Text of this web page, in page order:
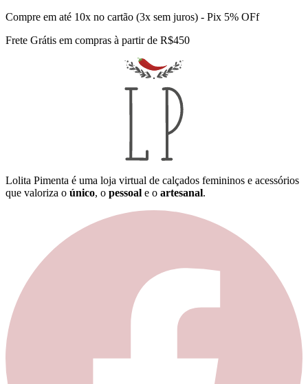
Compre em até 10x no cartão (3x sem juros) - Pix 5% OFf
Frete Grátis em compras à partir de R$450
Lolita Pimenta é uma loja virtual de calçados femininos e acessórios
que valoriza o único, o pessoal e o artesanal.